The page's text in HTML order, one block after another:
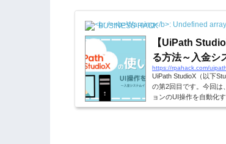
BUSINESS HACK
【UiPath
る方法～入金シ
https://rpahack.com/
UiPath StudioX（以下
の第2回目です。今回は
ョンのUI操作を自動化
の基本的な使い方を、